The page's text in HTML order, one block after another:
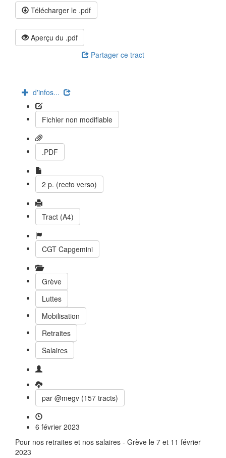
Télécharger le .pdf
Aperçu du .pdf
Partager ce tract
d'infos...
Fichier non modifiable
.PDF
2 p. (recto verso)
Tract (A4)
CGT Capgemini
Grève
Luttes
Mobilisation
Retraites
Salaires
par @megv (157 tracts)
6 février 2023
Pour nos retraites et nos salaires - Grève le 7 et 11 février
2023